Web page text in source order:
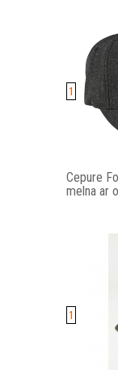
1
Cepure
melna ar
1